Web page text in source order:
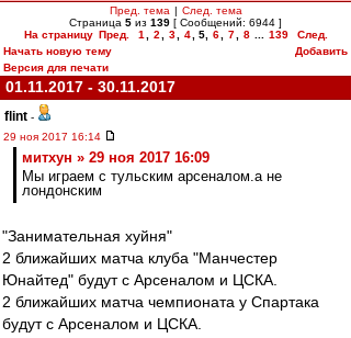
Пред. тема | След. тема
Страница 5 из 139 [ Сообщений: 6944 ]
На страницу Пред. 1 2 3 4 5, 6 7 8 139
След.
Начать новую тему
Добавить
Версия для печати
01.11.2017 - 30.11.2017
flint -
29 ноя 2017 16:14
митхун » 29 ноя 2017 16:09
Мы играем с тульским арсеналом.а не
лондонским
"Занимательная хуйня"
2 ближайших матча клуба "Манчестер
Юнайтед" будут с Арсеналом и ЦСКА.
2 ближайших матча чемпионата у Спартака
будут с Арсеналом и ЦСКА.